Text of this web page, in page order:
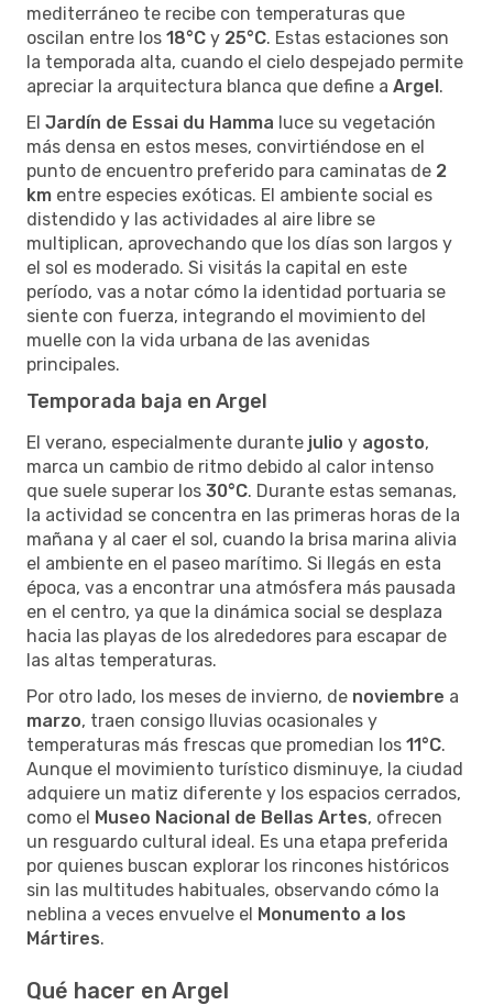
mediterráneo te recibe con temperaturas que
oscilan entre los 18°C y 25°C. Estas estaciones son
la temporada alta, cuando el cielo despejado permite
apreciar la arquitectura blanca que define a Argel.
El Jardín de Essai du Hamma luce su vegetación
más densa en estos meses, convirtiéndose en el
punto de encuentro preferido para caminatas de 2
km entre especies exóticas. El ambiente social es
distendido y las actividades al aire libre se
multiplican, aprovechando que los días son largos y
el sol es moderado. Si visitás la capital en este
período, vas a notar cómo la identidad portuaria se
siente con fuerza, integrando el movimiento del
muelle con la vida urbana de las avenidas
principales.
Temporada baja en Argel
El verano, especialmente durante julio y agosto,
marca un cambio de ritmo debido al calor intenso
que suele superar los 30°C. Durante estas semanas,
la actividad se concentra en las primeras horas de la
mañana y al caer el sol, cuando la brisa marina alivia
el ambiente en el paseo marítimo. Si llegás en esta
época, vas a encontrar una atmósfera más pausada
en el centro, ya que la dinámica social se desplaza
hacia las playas de los alrededores para escapar de
las altas temperaturas.
Por otro lado, los meses de invierno, de noviembre a
marzo, traen consigo lluvias ocasionales y
temperaturas más frescas que promedian los 11°C.
Aunque el movimiento turístico disminuye, la ciudad
adquiere un matiz diferente y los espacios cerrados,
como el Museo Nacional de Bellas Artes, ofrecen
un resguardo cultural ideal. Es una etapa preferida
por quienes buscan explorar los rincones históricos
sin las multitudes habituales, observando cómo la
neblina a veces envuelve el Monumento a los
Mártires.
Qué hacer en Argel